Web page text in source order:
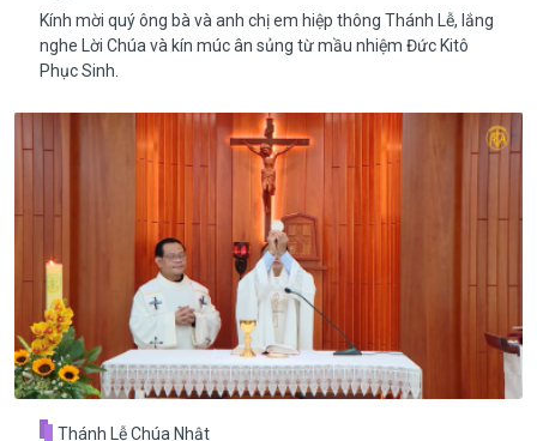
Kính mời quý ông bà và anh chị em hiệp thông Thánh Lễ, lắng
nghe Lời Chúa và kín múc ân sủng từ mầu nhiệm Đức Kitô
Phục Sinh.
Thánh Lễ Chúa Nhật